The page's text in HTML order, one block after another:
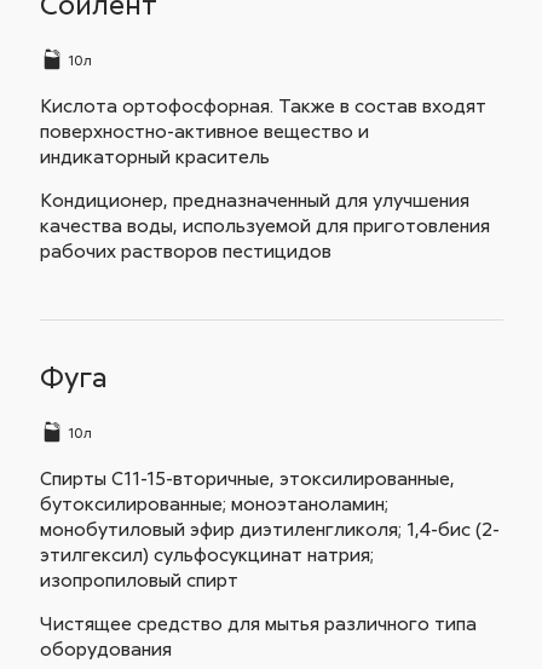
10л
Кислота ортофосфорная. Также в состав входят
поверхностно-активное вещество и
индикаторный краситель
Кондиционер, предназначенный для улучшения
качества воды, используемой для приготовления
рабочих растворов пестицидов
Фуга
10л
Спирты C11-15-вторичные, этоксилированные,
бутоксилированные; моноэтаноламин;
монобутиловый эфир диэтиленгликоля; 1,4-бис (2-
этилгексил) сульфосукцинат натрия;
изопропиловый спирт
Чистящее средство для мытья различного типа
оборудования